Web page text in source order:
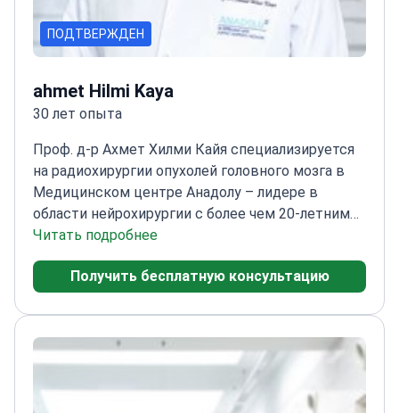
ПОДТВЕРЖДЕН
ahmet Hilmi Kaya
30 лет опыта
Проф. д-р Ахмет Хилми Кайя специализируется
на радиохирургии опухолей головного мозга в
Медицинском центре Анадолу – лидере в
области нейрохирургии с более чем 20-летним
опытом. Профессор нейрохирургии с обширной
подготовкой в области функциональной и
стереотаксической нейрохирургииЭксперт по
головного мозгаОбладатель многочисленных
наград Турецкого нейрохирургического
обществаАвтор опубликованных исследований
Читать подробнее
Получить бесплатную консультацию